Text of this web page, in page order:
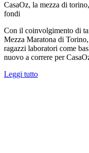
CasaOz, la mezza di
fondi
Con il coinvolgimento di
Mezza Maratona di
ragazzi laboratori come
nuovo a correre per
Leggi tutto